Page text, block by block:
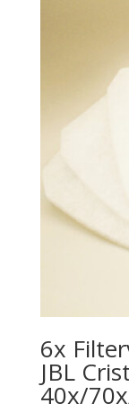
6x
JBL
40x/